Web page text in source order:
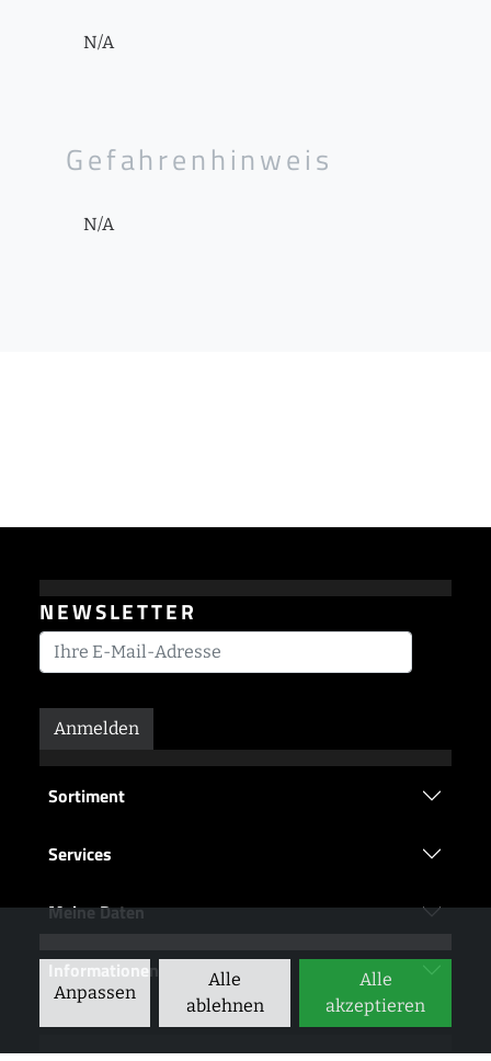
N/A
Gefahrenhinweis
N/A
NEWSLETTER
Anmelden
Sortiment
Services
Meine Daten
Informationen
Anpassen
Alle
ablehnen
Alle
akzeptieren